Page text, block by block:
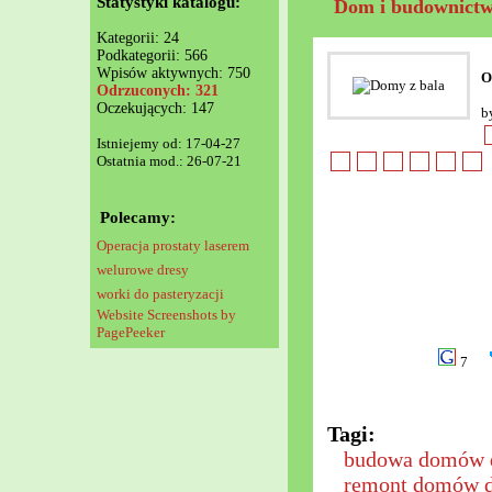
Kategorii: 24
Podkategorii: 566
Wpisów aktywnych: 750
Odrzuconych: 321
Oczekujących: 147
Istniejemy od: 17-04-27
Ostatnia mod.: 26-07-21
Polecamy:
Operacja prostaty laserem
welurowe dresy
worki do pasteryzacji
Website Screenshots by
PagePeeker
Dom i
7
Tagi:
budowa domów
remont domów